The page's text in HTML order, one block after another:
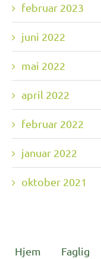
februar 2023
juni 2022
mai 2022
april 2022
februar 2022
januar 2022
oktober 2021
Hjem Faglig